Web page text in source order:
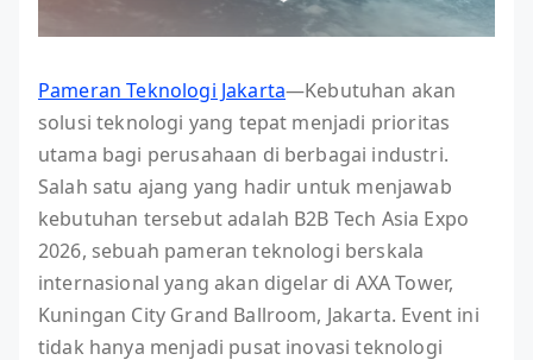
Pameran Teknologi Jakarta—Kebutuhan akan
solusi teknologi yang tepat menjadi prioritas
utama bagi perusahaan di berbagai industri.
Salah satu ajang yang hadir untuk menjawab
kebutuhan tersebut adalah B2B Tech Asia Expo
2026, sebuah pameran teknologi berskala
internasional yang akan digelar di AXA Tower,
Kuningan City Grand Ballroom, Jakarta. Event ini
tidak hanya menjadi pusat inovasi teknologi